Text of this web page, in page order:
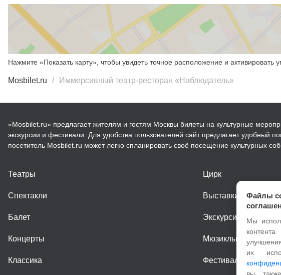
Нажмите «Показать карту», чтобы увидеть точное расположение и активировать
Mosbilet.ru Иммерсивный театр-ресторан «Наблюдатель»
«Mosbilet.ru» предлагает жителям и гостям Москвы билеты на культурные
экскурсии и фестивали. Для удобства пользователей сайт предлагает
посетитель Mosbilet.ru может легко спланировать своё посещение культурных
Театры
Спектакли
Балет
Концерты
Классика
Цирк
Выставки
Экскурсии
Мюзиклы
Фестивали
Файлы
Мы
их